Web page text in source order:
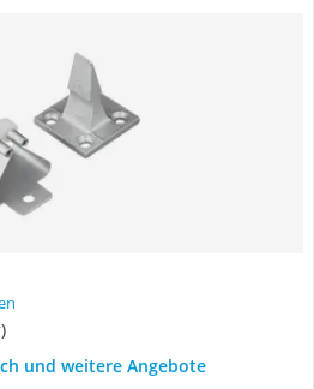
)
und weitere Angebote